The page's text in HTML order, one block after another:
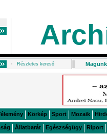
Részletes kereső
Körkép Sport Mozaik
Állatbarát Egészségügy Riport